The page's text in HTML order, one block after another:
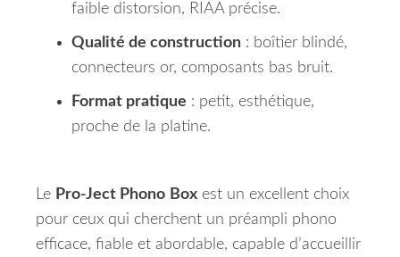
faible distorsion, RIAA précise.
Qualité de construction : boîtier blindé,
connecteurs or, composants bas bruit.
Format pratique : petit, esthétique,
proche de la platine.
Le Pro‑Ject Phono Box est un excellent choix
pour ceux qui cherchent un préampli phono
efficace, fiable et abordable, capable d’accueillir